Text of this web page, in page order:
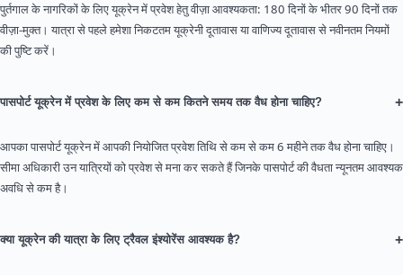
पुर्तगाल के नागरिकों के लिए यूक्रेन में प्रवेश हेतु वीज़ा आवश्यकता: 180 दिनों के भीतर 90 दिनों तक
वीज़ा-मुक्त। यात्रा से पहले हमेशा निकटतम यूक्रेनी दूतावास या वाणिज्य दूतावास से नवीनतम नियमों
की पुष्टि करें।
पासपोर्ट यूक्रेन में प्रवेश के लिए कम से कम कितने समय तक वैध होना चाहिए? +
आपका पासपोर्ट यूक्रेन में आपकी नियोजित प्रवेश तिथि से कम से कम 6 महीने तक वैध होना चाहिए।
सीमा अधिकारी उन यात्रियों को प्रवेश से मना कर सकते हैं जिनके पासपोर्ट की वैधता न्यूनतम आवश्यक
अवधि से कम है।
क्या यूक्रेन की यात्रा के लिए ट्रैवल इंश्योरेंस आवश्यक है? +